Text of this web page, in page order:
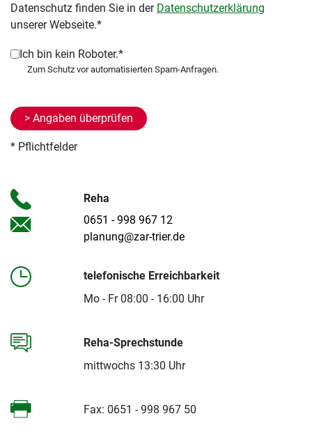
Datenschutz finden Sie in der Datenschutzerklärung
unserer Webseite.*
Ich bin kein Roboter.*
* Pflichtfelder
Reha
0651 - 998 967 12
planung@zar-trier.de
Reha-Sprechstunde
mittwochs 13:30 Uhr
telefonische Erreichbarkeit
Mo - Fr 08:00 - 16:00 Uhr
Fax: 0651 - 998 967 50